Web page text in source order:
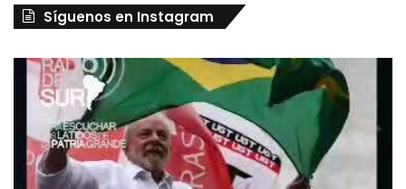
Síguenos en Instagram